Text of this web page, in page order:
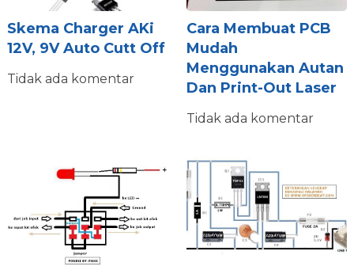
Skema Charger AKi
12V, 9V Auto Cutt Off
Tidak ada komentar
Cara Membuat PCB
Mudah
Menggunakan Autan
Dan Print-Out Laser
Tidak ada komentar